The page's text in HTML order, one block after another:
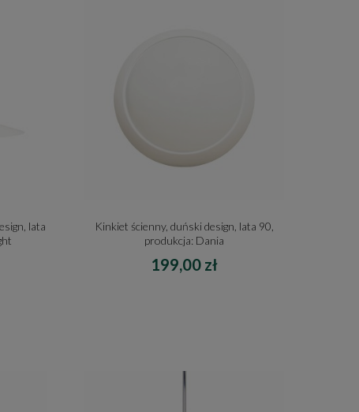
lata
Kinkiet ścienny, duński design, lata 90,
produkcja: Dania
199,00 zł